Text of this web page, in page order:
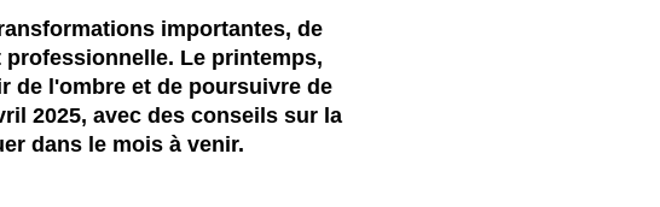
importantes, de
Le printemps,
de l'ombre et de poursuivre de
2025, avec des conseils sur la
dans le mois à venir.